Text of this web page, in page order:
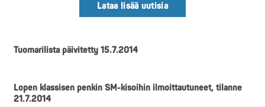
Lataa lisää uutisia
Tuomarilista päivitetty 15.7.2014
Lopen klassisen penkin SM-kisoihin ilmoittautuneet, tilanne
21.7.2014